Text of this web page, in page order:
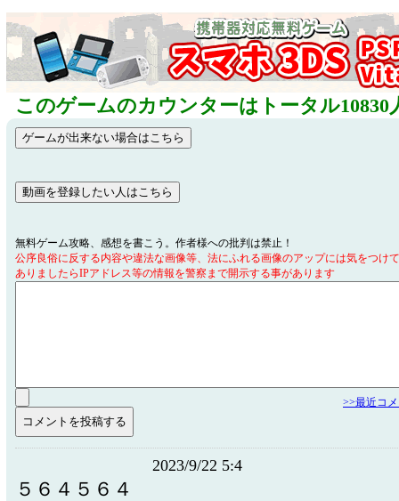
このゲームのカウンターはトータル10830
無料ゲーム攻略、感想を書こう。作者様への批判は禁止！
公序良俗に反する内容や違法な画像等、法にふれる画像のアップには気をつけ
ありましたらIPアドレス等の情報を警察まで開示する事があります
>>最近コ
2023/9/22 5:4
５６４５６４